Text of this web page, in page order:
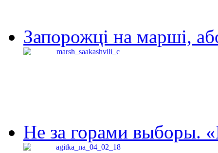
Запорожці на марші,
Не за горами выборы.